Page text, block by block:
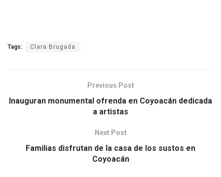
Tags: Clara Brugada
Previous Post
Inauguran monumental ofrenda en Coyoacán dedicada
a artistas
Next Post
Familias disfrutan de la casa de los sustos en
Coyoacán